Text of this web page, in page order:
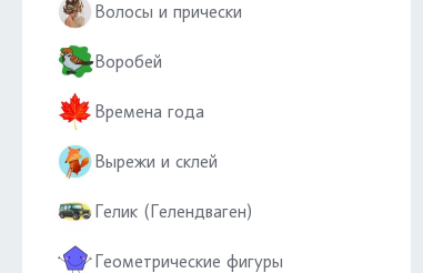
Волосы и прически
Воробей
Времена года
Вырежи и склей
Гелик (Гелендваген)
Геометрические фигуры